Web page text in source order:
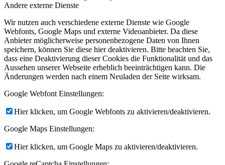
Andere externe Dienste
Wir nutzen auch verschiedene externe Dienste wie Google
Webfonts, Google Maps und externe Videoanbieter. Da diese
Anbieter möglicherweise personenbezogene Daten von Ihnen
speichern, können Sie diese hier deaktivieren. Bitte beachten Sie,
dass eine Deaktivierung dieser Cookies die Funktionalität und das
Aussehen unserer Webseite erheblich beeinträchtigen kann. Die
Änderungen werden nach einem Neuladen der Seite wirksam.
Google Webfont Einstellungen:
Hier klicken, um Google Webfonts zu aktivieren/deaktivieren.
Google Maps Einstellungen:
Hier klicken, um Google Maps zu aktivieren/deaktivieren.